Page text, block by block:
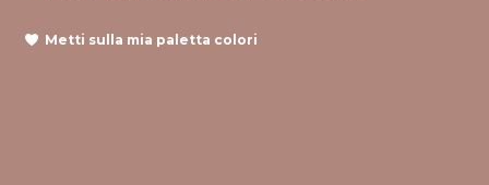
Metti sulla mia paletta colori